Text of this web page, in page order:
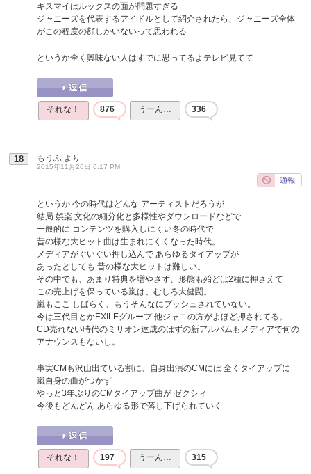
キスマイはルックスの面が問題すぎる
ジャニーズを代表するアイドルとして紹介されたら、ジャニーズ全体
がこの程度の顔しかいないって思われる
というか全く興味ない人はすでに思ってるよテレビ見てて
それな！ 876 うーん… 336
18 もうふ より
2015年11月26日 6:17 PM
というか 今の時代はどんな アーティストだろうが
結局 娯楽 文化の細分化と多様性やダウンロードなどで
一般的に コンテンツを購入しにくい冬の時代で
昔の様な大ヒット曲は生まれにくくなった時代。
メディアがぐいぐい押し込んで あらゆるタイアップが
あったとしても 昔の様な大ヒットは難しい。
その中でも、あまり特典を増やさず、形態も殆どは2種に押さえて
この売上げを保っている嵐は、むしろ大健闘。
嵐もここ しばらく、もうそんなにプッシュされていない。
今は三代目とかEXILEグループ 他ジャニの方がよほど押されてる。
CD売れない時代のミリオン達成のはずの新アルバムもメディアで何の
アナウンスもないし。
事実CMも沢山出ている割に、自身出演のCMには 全くタイアップに
嵐自身の曲がつかず
やっと3年ぶりのCMタイアップ曲が ゼクシィ
今後もどんどん あらゆる形で落し下げられていく
それな！ 197 うーん… 315